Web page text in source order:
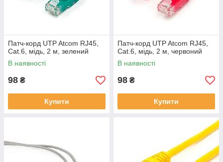
Патч-корд UTP Atcom RJ45,
Cat.6, мідь, 2 м, зелений
В наявності
98 ₴
Купити
Патч-корд UTP Atcom RJ45,
Cat.6, мідь, 2 м, червоний
В наявності
98 ₴
Купити